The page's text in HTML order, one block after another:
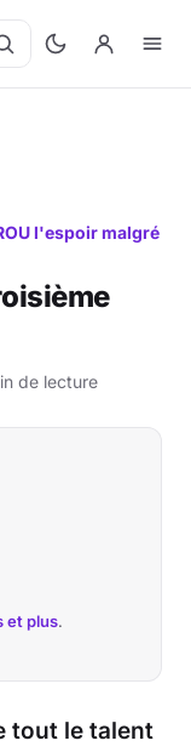
l'espoir malgré
de lecture
et plus.
tout le talent